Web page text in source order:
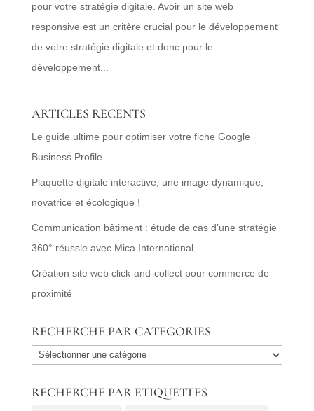
pour votre stratégie digitale. Avoir un site web
responsive est un critère crucial pour le développement
de votre stratégie digitale et donc pour le
développement...
ARTICLES RECENTS
Le guide ultime pour optimiser votre fiche Google
Business Profile
Plaquette digitale interactive, une image dynamique,
novatrice et écologique !
Communication bâtiment : étude de cas d’une stratégie
360° réussie avec Mica International
Création site web click-and-collect pour commerce de
proximité
RECHERCHE PAR CATEGORIES
RECHERCHE
CATEGORIES
RECHERCHE PAR ETIQUETTES